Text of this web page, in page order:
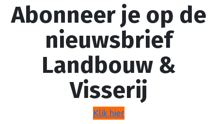
Abonneer je op de
nieuwsbrief
Landbouw &
Visserij
Klik hier